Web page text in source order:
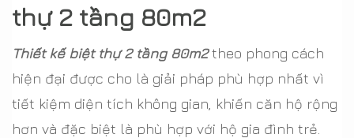
thự 2 tầng 80m2
Thiết kế biệt thự 2 tầng 80m2theo phong cách
hiện đại được cho là giải pháp phù hợp nhất vì
tiết kiệm diện tích không gian, khiến căn hộ rộng
hơn và đặc biệt là phù hợp với hộ gia đình trẻ.